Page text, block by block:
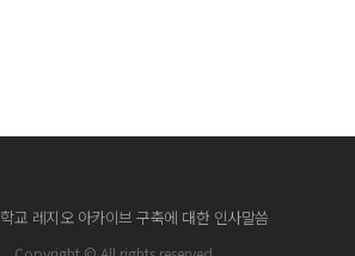
학교 레지오 아카이브 구축에 대한 인사말씀